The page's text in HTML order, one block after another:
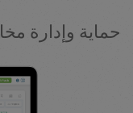
حماية وإدارة